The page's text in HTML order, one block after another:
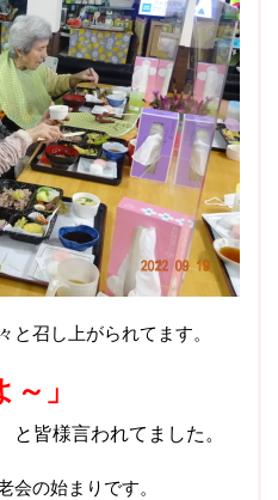
と召し上がられてます。
」
と皆様言われてました。
会の始まりです。